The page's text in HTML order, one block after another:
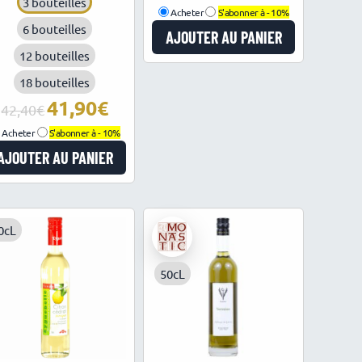
6 bouteilles
12 bouteilles
18 bouteilles
42,40
Le
prix
initial
était :
42,40€.
41,90
prix
actuel
est :
41,90€.
Acheter S'abonner à -10%
AU PANIER
Acheter S'abonner à -10%
AJOUTER AU PANIER
50cL